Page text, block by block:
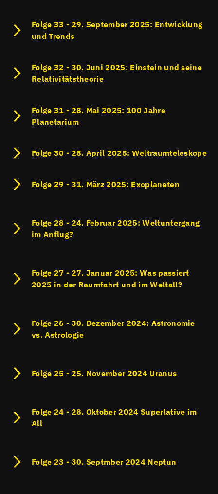
Folge 33 - 29. September 2025: Entwicklung
und Trends
Folge 32 - 30. Juni 2025: Einstein und seine
Relativitätstheorie
Folge 31 - 28. Mai 2025: 100 Jahre
Planetarium
Folge 30 - 28. April 2025: Weltraumteleskope
Folge 29 - 31. März 2025: Exoplaneten
Folge 28 - 24. Februar 2025: Weltuntergang
im Anflug?
Folge 27 - 27. Januar 2025: Was passiert
2025 in der Raumfahrt und im Weltall?
Folge 26 - 30. Dezember 2024: Astronomie
vs. Astrologie
Folge 25 - 25. November 2024 Uranus
Folge 24 - 28. Oktober 2024 Superlative im
All
Folge 23 - 30. Septmber 2024 Neptun